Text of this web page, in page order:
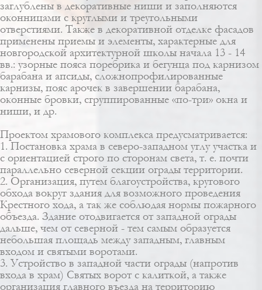
заглублены в декоративные ниши и заполняются
оконницами с круглыми и треугольными
отверстиями. Также в декоративной отделке фасадов
применены приемы и элементы, характерные для
новгородской архитектурной школы начала 13 - 14
вв.: узорные пояса поребрика и бегунца под карнизом
барабана и апсиды, сложнопрофилированные
карнизы, пояс арочек в завершении барабана,
оконные бровки, сгруппированные «по-три» окна и
ниши, и др.
Проектом храмового комплекса предусматривается:
1. Постановка храма в северо-западном углу участка и
с ориентацией строго по сторонам света, т. е. почти
параллельно северной секции ограды территории.
2. Организация, путем благоустройства, кругового
обхода вокруг здания для возможного проведения
Крестного хода, а так же соблюдая нормы пожарного
объезда. Здание отодвигается от западной ограды
дальше, чем от северной - тем самым образуется
небольшая площадь между западным, главным
входом и святыми воротами.
3. Устройство в западной части ограды (напротив
входа в храм) Святых ворот с калиткой, а также
организация главного въезда на территорию